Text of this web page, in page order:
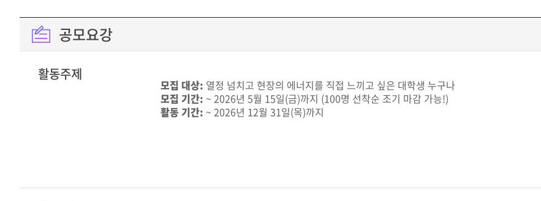
공모요강
활동주제
모집 대상: 열정 넘치고 현장의 에너지를 직접 느끼고 싶은 대학생 누구나
모집 기간: ~ 2026년 5월 15일(금)까지 (100명 선착순 조기 마감 가능!)
활동 기간: ~ 2026년 12월 31일(목)까지